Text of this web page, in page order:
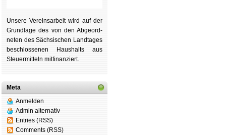
Unsere Ver­eins­ar­beit wird auf der
Grund­lage des von den Ab­ge­ord­
ne­ten des Säch­si­schen Land­tages
be­schlos­se­nen Haus­halts aus
Steu­er­mitteln mit­fi­nan­ziert.
Meta
Anmelden
Admin alternativ
Entries (RSS)
Comments (RSS)